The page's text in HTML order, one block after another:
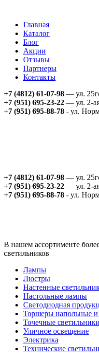
Главная
Каталог
Блог
Акции
Отзывы
Партнеры
Контакты
+7 (4812) 61-07-98 — ул.
+7 (951) 695-23-22 — ул. 2-
+7 (951) 695-88-78 - ул.
+7 (4812) 61-07-98 — ул.
+7 (951) 695-23-22 — ул. 2-
+7 (951) 695-88-78 - ул.
В нашем ассортименте
светильников
Лампы
Люстры
Настенные
Настольные лампы
Светодиодная
Торшеры напольные и
Точечные светильники
Уличное освещение
Электрика
Технические